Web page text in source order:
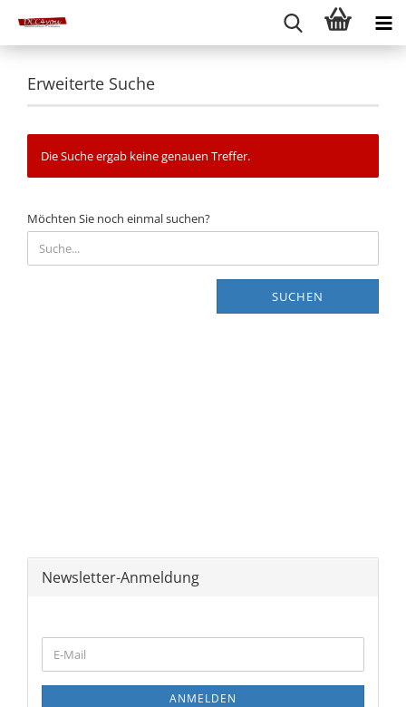
Erweiterte Suche
Die Suche ergab keine genauen Treffer.
MÖCHTEN
SIE
NOCH
EINMAL
Möchten Sie noch einmal suchen?
SUCHEN
Newsletter-Anmeldung
ZUR
NEWSLETTER-
E-
Mail
ANMELDEN